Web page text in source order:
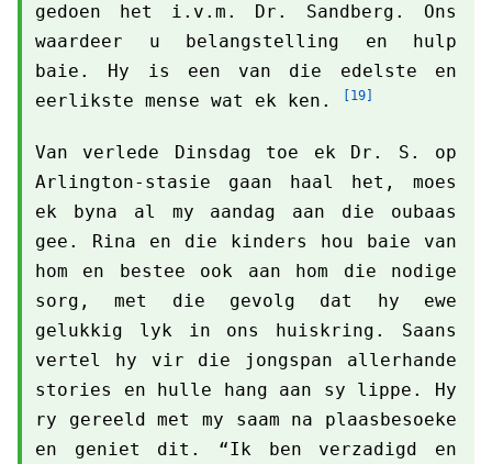
gedoen het i.v.m. Dr. Sandberg. Ons
waardeer u belangstelling en hulp
baie. Hy is een van die edelste en
eerlikste mense wat ek ken.
[19]
Van verlede Dinsdag toe ek Dr. S. op
Arlington-stasie gaan haal het, moes
ek byna al my aandag aan die oubaas
gee. Rina en die kinders hou baie van
hom en bestee ook aan hom die nodige
sorg, met die gevolg dat hy ewe
gelukkig lyk in ons huiskring. Saans
vertel hy vir die jongspan allerhande
stories en hulle hang aan sy lippe. Hy
ry gereeld met my saam na plaasbesoeke
en geniet dit. “Ik ben verzadigd en